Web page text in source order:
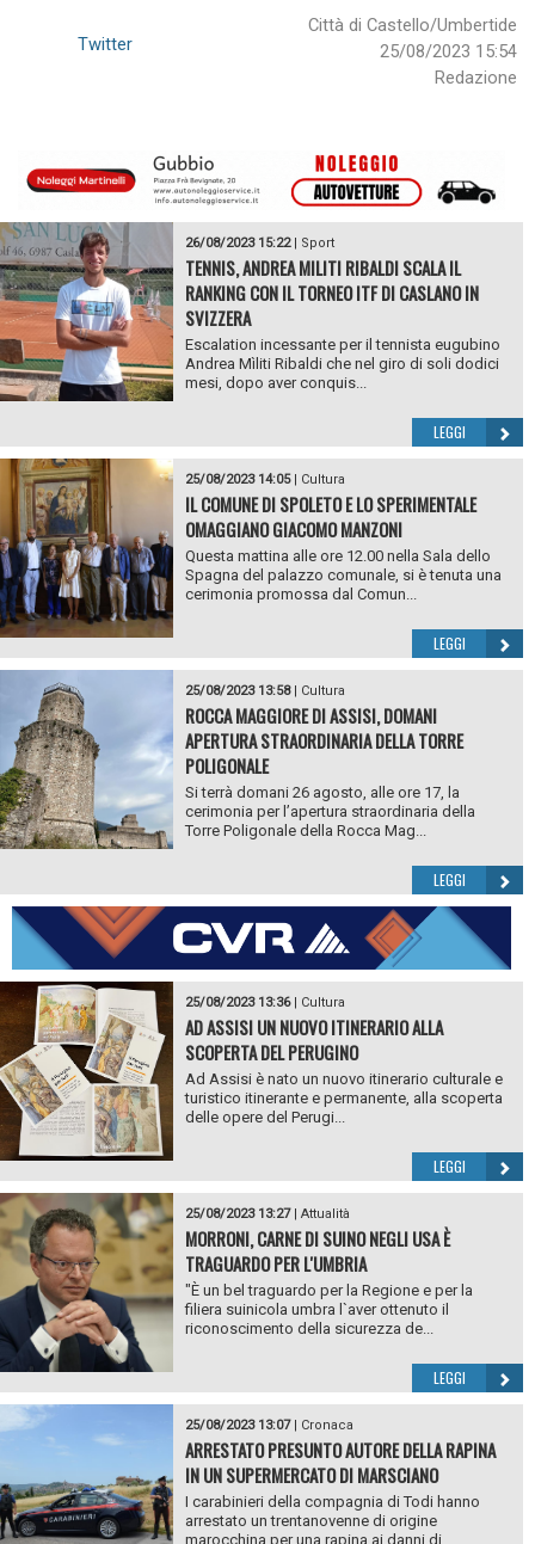
Città di Castello/Umbertide
25/08/2023 15:54
Redazione
Twitter
26/08/2023 15:22| Sport
TENNIS, ANDREA MILITI RIBALDI SCALA IL
RANKING CON IL TORNEO ITF DI CASLANO IN
SVIZZERA
Escalation incessante per il tennista eugubino
Andrea Mìliti Ribaldi che nel giro di soli dodici
mesi, dopo aver conquis...
LEGGI
25/08/2023 14:05| Cultura
IL COMUNE DI SPOLETO E LO SPERIMENTALE
OMAGGIANO GIACOMO MANZONI
Questa mattina alle ore 12.00 nella Sala dello
Spagna del palazzo comunale, si è tenuta una
cerimonia promossa dal Comun...
LEGGI
25/08/2023 13:58| Cultura
ROCCA MAGGIORE DI ASSISI, DOMANI
APERTURA STRAORDINARIA DELLA TORRE
POLIGONALE
Si terrà domani 26 agosto, alle ore 17, la
cerimonia per l’apertura straordinaria della
Torre Poligonale della Rocca Mag...
LEGGI
25/08/2023 13:36| Cultura
AD ASSISI UN NUOVO ITINERARIO ALLA
SCOPERTA DEL PERUGINO
Ad Assisi è nato un nuovo itinerario culturale e
turistico itinerante e permanente, alla scoperta
delle opere del Perugi...
LEGGI
25/08/2023 13:27| Attualità
MORRONI, CARNE DI SUINO NEGLI USA È
TRAGUARDO PER L'UMBRIA
"È un bel traguardo per la Regione e per la
filiera suinicola umbra l`aver ottenuto il
riconoscimento della sicurezza de...
LEGGI
25/08/2023 13:07| Cronaca
ARRESTATO PRESUNTO AUTORE DELLA RAPINA
IN UN SUPERMERCATO DI MARSCIANO
I carabinieri della compagnia di Todi hanno
arrestato un trentanovenne di origine
marocchina per una rapina ai danni di ...